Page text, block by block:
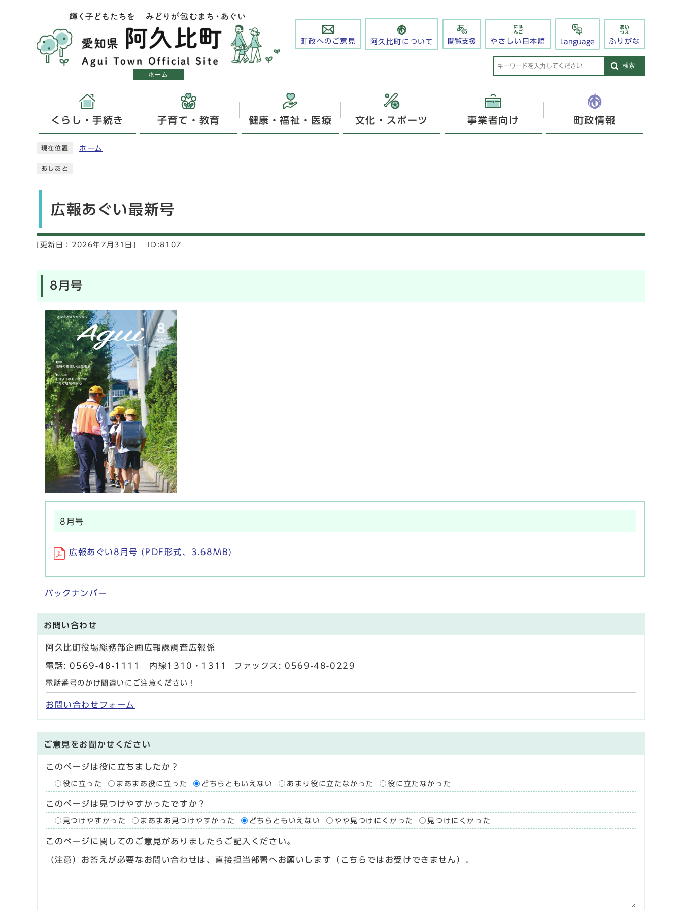
ホーム
町政へのご意見 阿久比町について 閲覧支援 やさしい日本語 Language ふりがな
検索
くらし・手続き 子育て・教育 健康・福祉・医療 文化・スポーツ 事業者向け 町政情報
現在位置 ホーム
あしあと
広報あぐい最新号
[更新日： 2026年7月31日] ID:8107
8月号
8月号
広報あぐい8月号 (PDF形式、3.68MB)
バックナンバー
お問い合わせ
阿久比町役場総務部企画広報課調査広報係
電話: 0569-48-1111 内線1310・1311 ファックス: 0569-48-0229
電話番号のかけ間違いにご注意ください！
お問い合わせフォーム
ご意見をお聞かせください
このページは役に立ちましたか？
役に立った まあまあ役に立った どちらともいえない あまり役に立たなかった 役に立たなかった
このページは見つけやすかったですか？
見つけやすかった まあまあ見つけやすかった どちらともいえない やや見つけにくかった 見つけにくかった
このページに関してのご意見がありましたらご記入ください。
（注意）お答えが必要なお問い合わせは、直接担当部署へお願いします（こちらではお受けできません）。